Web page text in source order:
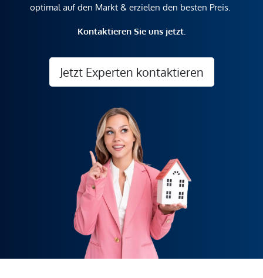
optimal auf den Markt & erzielen den besten Preis.
Kontaktieren Sie uns jetzt.
Jetzt Experten kontaktieren